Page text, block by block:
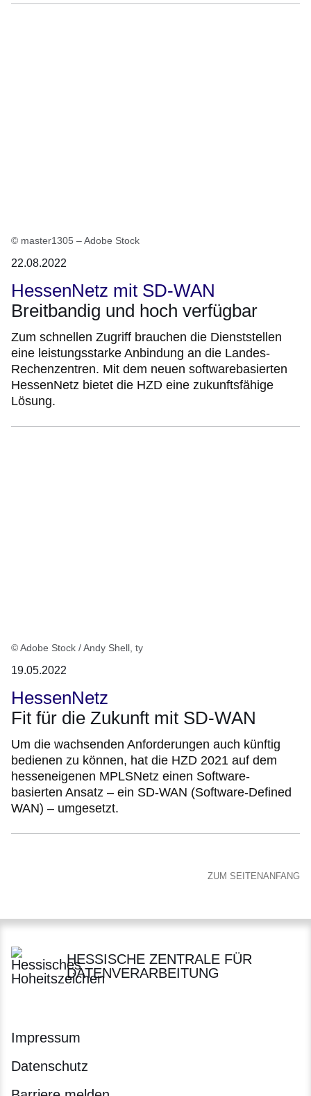
© master1305 – Adobe Stock
22.08.2022
HessenNetz mit SD-WAN
Breitbandig und hoch verfügbar
Zum schnellen Zugriff brauchen die Dienststellen
eine leistungsstarke Anbindung an die Landes-
Rechenzentren. Mit dem neuen softwarebasierten
HessenNetz bietet die HZD eine zukunftsfähige
Lösung.
© Adobe Stock / Andy Shell, ty
19.05.2022
HessenNetz
Fit für die Zukunft mit SD-WAN
Um die wachsenden Anforderungen auch künftig
bedienen zu können, hat die HZD 2021 auf dem
hesseneigenen MPLSNetz einen Software-
basierten Ansatz – ein SD-WAN (Software-Defined
WAN) – umgesetzt.
ZUM SEITENANFANG
HESSISCHE ZENTRALE FÜR
DATENVERARBEITUNG
Impressum
Datenschutz